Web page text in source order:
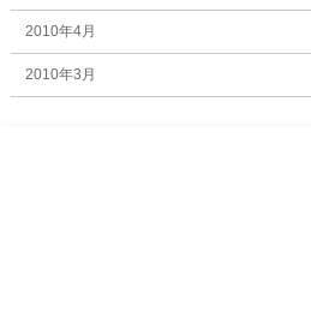
2010年4月
2010年3月